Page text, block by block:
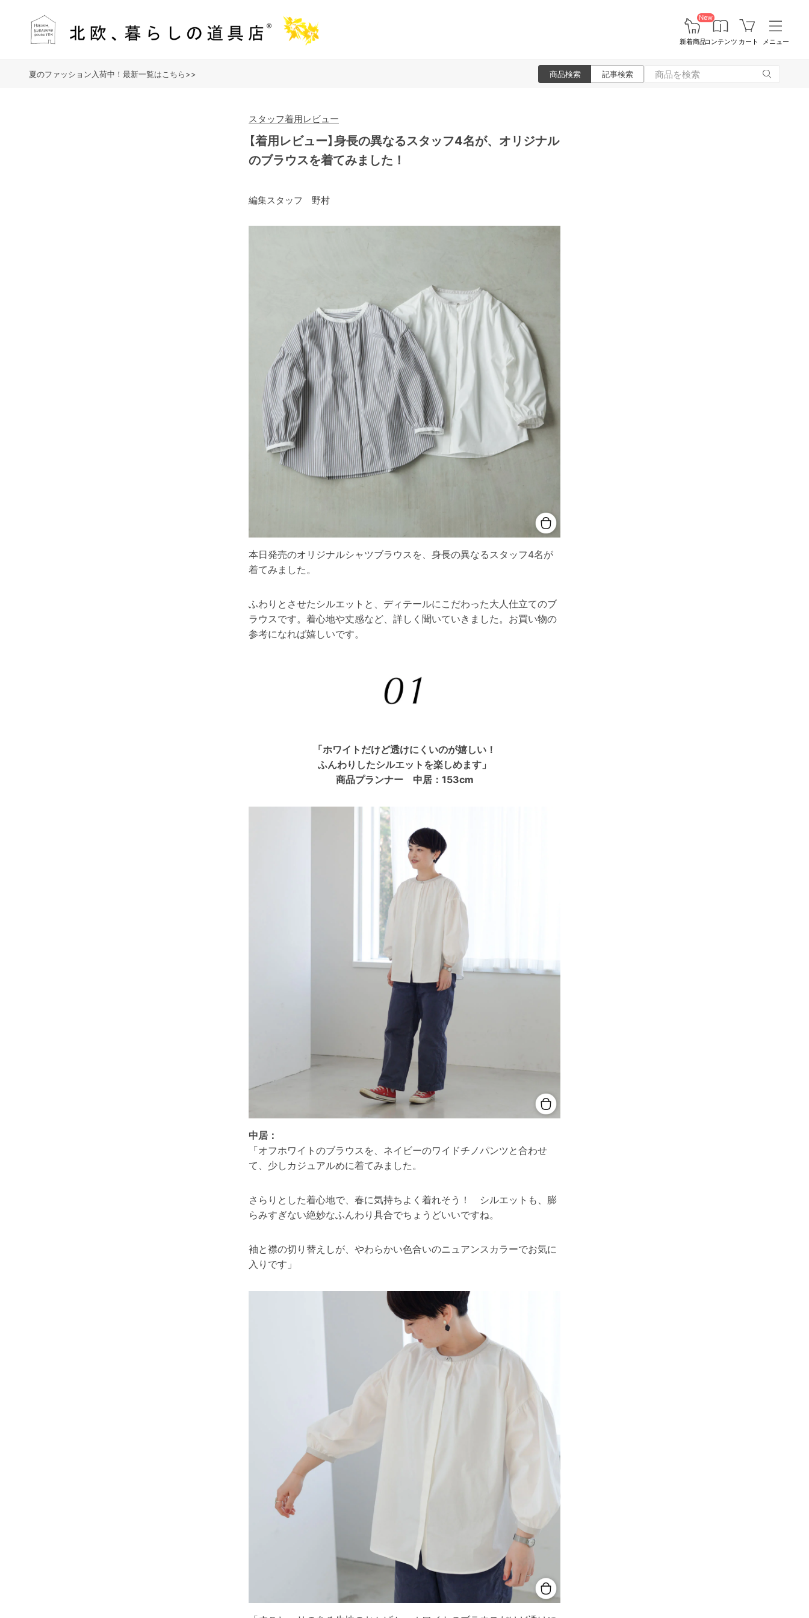
New
新着商品コンテンツ カート メニュー
夏のファッション入荷中！最新一覧はこちら>> 商品検索 記事検索
スタッフ着用レビュー
【着用レビュー】身長の異なるスタッフ4名が、オリジナル
のブラウスを着てみました！
編集スタッフ 野村
本日発売のオリジナルシャツブラウスを、身長の異なるスタッフ4名が
着てみました。
ふわりとさせたシルエットと、ディテールにこだわった大人仕立てのブ
ラウスです。着心地や丈感など、詳しく聞いていきました。お買い物の
参考になれば嬉しいです。
「ホワイトだけど透けにくいのが嬉しい！
ふんわりしたシルエットを楽しめます」
商品プランナー 中居：153cm
中居：
「オフホワイトのブラウスを、ネイビーのワイドチノパンツと合わせ
て、少しカジュアルめに着てみました。
さらりとした着心地で、春に気持ちよく着れそう！ シルエットも、膨
らみすぎない絶妙なふんわり具合でちょうどいいですね。
袖と襟の切り替えしが、やわらかい色合いのニュアンスカラーでお気に
入りです」